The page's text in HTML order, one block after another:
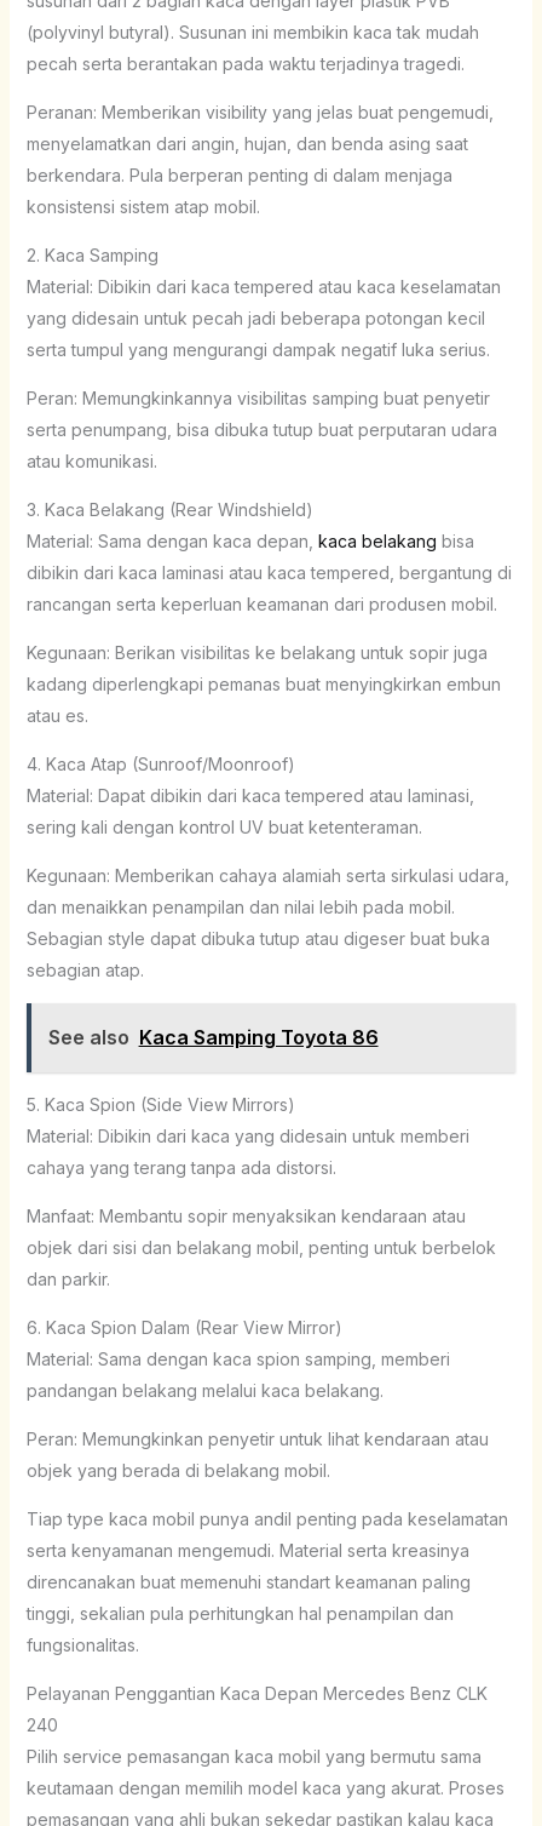
(polyvinyl butyral). Susunan ini membikin kaca tak mudah
pecah serta berantakan pada waktu terjadinya tragedi.
Peranan: Memberikan visibility yang jelas buat pengemudi,
menyelamatkan dari angin, hujan, dan benda asing saat
berkendara. Pula berperan penting di dalam menjaga
konsistensi sistem atap mobil.
2. Kaca Samping
Material: Dibikin dari kaca tempered atau kaca keselamatan
yang didesain untuk pecah jadi beberapa potongan kecil
serta tumpul yang mengurangi dampak negatif luka serius.
Peran: Memungkinkannya visibilitas samping buat penyetir
serta penumpang, bisa dibuka tutup buat perputaran udara
atau komunikasi.
3. Kaca Belakang (Rear Windshield)
Material: Sama dengan kaca depan, kaca belakang bisa
dibikin dari kaca laminasi atau kaca tempered, bergantung di
rancangan serta keperluan keamanan dari produsen mobil.
Kegunaan: Berikan visibilitas ke belakang untuk sopir juga
kadang diperlengkapi pemanas buat menyingkirkan embun
atau es.
4. Kaca Atap (Sunroof/Moonroof)
Material: Dapat dibikin dari kaca tempered atau laminasi,
sering kali dengan kontrol UV buat ketenteraman.
Kegunaan: Memberikan cahaya alamiah serta sirkulasi udara,
dan menaikkan penampilan dan nilai lebih pada mobil.
Sebagian style dapat dibuka tutup atau digeser buat buka
sebagian atap.
See also Kaca Samping Toyota 86
5. Kaca Spion (Side View Mirrors)
Material: Dibikin dari kaca yang didesain untuk memberi
cahaya yang terang tanpa ada distorsi.
Manfaat: Membantu sopir menyaksikan kendaraan atau
objek dari sisi dan belakang mobil, penting untuk berbelok
dan parkir.
6. Kaca Spion Dalam (Rear View Mirror)
Material: Sama dengan kaca spion samping, memberi
pandangan belakang melalui kaca belakang.
Peran: Memungkinkan penyetir untuk lihat kendaraan atau
objek yang berada di belakang mobil.
Tiap type kaca mobil punya andil penting pada keselamatan
serta kenyamanan mengemudi. Material serta kreasinya
direncanakan buat memenuhi standart keamanan paling
tinggi, sekalian pula perhitungkan hal penampilan dan
fungsionalitas.
Pelayanan Penggantian Kaca Depan Mercedes Benz CLK
240
Pilih service pemasangan kaca mobil yang bermutu sama
keutamaan dengan memilih model kaca yang akurat. Proses
pemasangan yang ahli bukan sekedar pastikan kalau kaca